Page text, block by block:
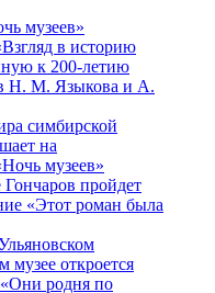
музеев»
в историю
к 200-летию
Н. М. Языкова и А.
симбирской
на
музеев»
пройдет
«Этот роман была
музее откроется
родня по